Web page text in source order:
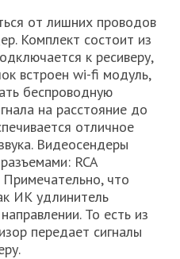
от лишних проводов
Комплект состоит из
к ресиверу,
встроен wi-fi модуль,
беспроводную
на расстояние до
отличное
Видеосендеры
RCA
Примечательно, что
ИК удлинитель
То есть из
передает сигналы